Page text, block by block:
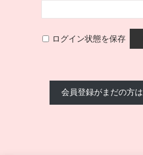
ログイン状態を保存
会員登録がまだの方